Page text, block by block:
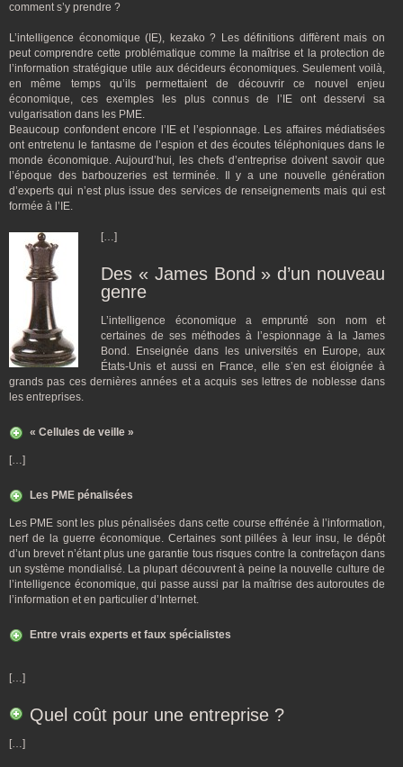
comment s’y prendre ?
L’intelligence économique (IE), kezako ? Les définitions diffèrent mais on
peut comprendre cette problématique comme la maîtrise et la protection de
l’information stratégique utile aux décideurs économiques. Seulement voilà,
en même temps qu’ils permettaient de découvrir ce nouvel enjeu
économique, ces exemples les plus connus de l’IE ont desservi sa
vulgarisation dans les PME.
Beaucoup confondent encore l’IE et l’espionnage. Les affaires médiatisées
ont entretenu le fantasme de l’espion et des écoutes téléphoniques dans le
monde économique. Aujourd’hui, les chefs d’entreprise doivent savoir que
l’époque des barbouzeries est terminée. Il y a une nouvelle génération
d’experts qui n’est plus issue des services de renseignements mais qui est
formée à l’IE.
[…]
Des « James Bond » d’un nouveau
genre
L’intelligence économique a emprunté son nom et
certaines de ses méthodes à l’espionnage à la James
Bond. Enseignée dans les universités en Europe, aux
États-Unis et aussi en France, elle s’en est éloignée à
grands pas ces dernières années et a acquis ses lettres de noblesse dans
les entreprises.
« Cellules de veille »
[…]
Les PME pénalisées
Les PME sont les plus pénalisées dans cette course effrénée à l’information,
nerf de la guerre économique. Certaines sont pillées à leur insu, le dépôt
d’un brevet n’étant plus une garantie tous risques contre la contrefaçon dans
un système mondialisé. La plupart découvrent à peine la nouvelle culture de
l’intelligence économique, qui passe aussi par la maîtrise des autoroutes de
l’information et en particulier d’Internet.
Entre vrais experts et faux spécialistes
[…]
Quel coût pour une entreprise ?
[…]